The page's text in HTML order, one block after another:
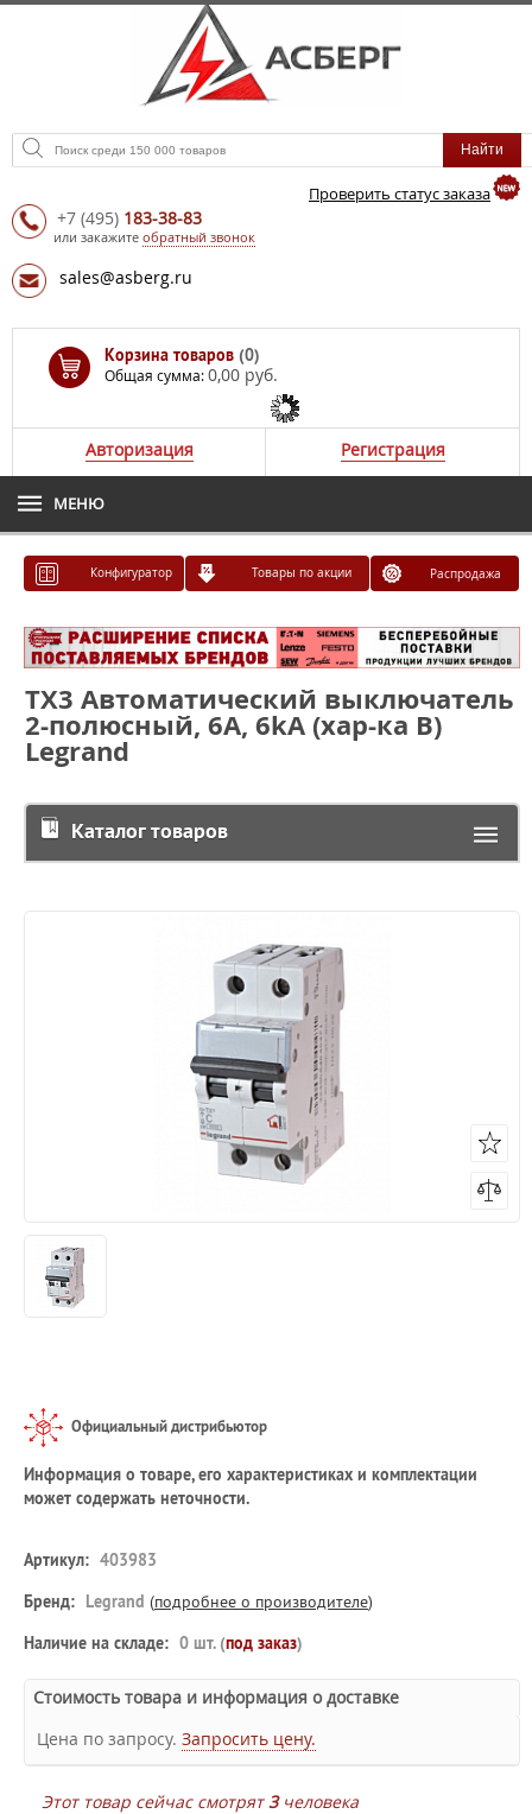
Проверить статус заказа
+7 (495) 183-38-83
или закажите обратный звонок
sales@asberg.ru
Корзина товаров (0)
Общая сумма:0,00 руб.
Авторизация Регистрация
МЕНЮ
Конфигуратор Товары по акции Распродажа
TX3 Автоматический выключатель
2-полюсный, 6А, 6kА (хар-ка В)
Legrand
Каталог товаров
Официальный дистрибьютор
Информация о товаре, его характеристиках и комплектации
может содержать неточности.
Артикул: 403983
Бренд: Legrand (подробнее о производителе)
Наличие на складе: 0 шт. (под заказ)
Стоимость товара и информация о доставке
Цена по запросу. Запросить цену.
Этот товар сейчас смотрят3человека